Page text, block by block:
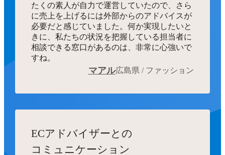
たくの素人が自力で運営していたので、さら
に売上を上げるには外部からのアドバイスが
必要だと感じていました。何か実現したいと
きに、私たちの状況を把握している担当者に
相談できる窓口があるのは、非常に心強いで
すね。
マアル広島県 / ファッション
ECアドバイザーとの
コミュニケーション